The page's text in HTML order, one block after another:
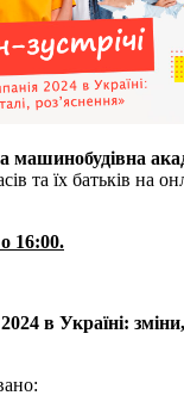
машинобудівна
та їх батьків на
16:00.
в Україні: